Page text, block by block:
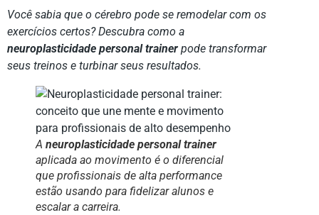
Você sabia que o cérebro pode se remodelar com os
exercícios certos? Descubra como a
neuroplasticidade personal trainer pode transformar
seus treinos e turbinar seus resultados.
A neuroplasticidade personal trainer
aplicada ao movimento é o diferencial
que profissionais de alta performance
estão usando para fidelizar alunos e
escalar a carreira.